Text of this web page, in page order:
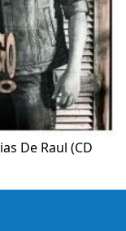
De Raul (CD